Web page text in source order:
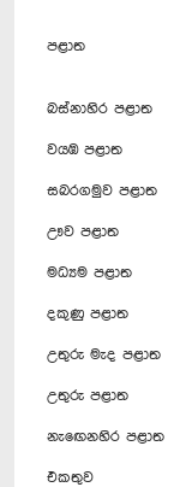
පළාත
බස්නාහිර පළාත
වයඹ පළාත
සබරගමුව පළාත
ඌව පළාත
මධ්‍යම පළාත
දකුණු පළාත
උතුරු මැද පළාත
උතුරු පළාත
නැ‍ඟෙනහිර පළාත
එකතුව